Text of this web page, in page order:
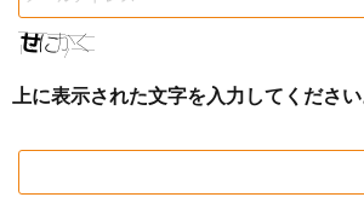
上に表示された文字を入力してください